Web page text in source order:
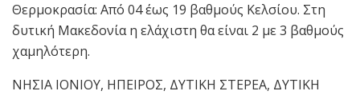
Θερμοκρασία: Από 04 έως 19 βαθμούς Κελσίου. Στη
δυτική Μακεδονία η ελάχιστη θα είναι 2 με 3 βαθμούς
χαμηλότερη.
ΝΗΣΙΑ ΙΟΝΙΟΥ, ΗΠΕΙΡΟΣ, ΔΥΤΙΚΗ ΣΤΕΡΕΑ, ΔΥΤΙΚΗ